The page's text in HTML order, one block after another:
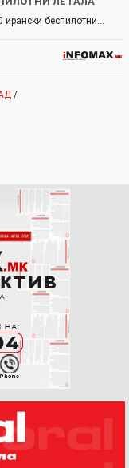
беспилотни…
/